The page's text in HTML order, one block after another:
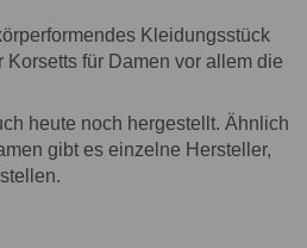
Kleidungsstück
Korsetts für Damen vor allem die
heute noch hergestellt. Ähnlich
gibt es einzelne Hersteller,